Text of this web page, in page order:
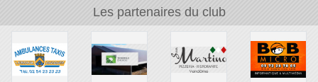
Les partenaires du club